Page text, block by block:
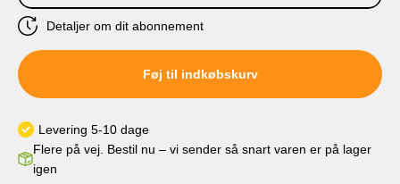
Levering hver 6. måned
Levering hver 12. måned
Detaljer om dit abonnement
Føj til indkøbskurv
Levering 5-10 dage
Flere på vej. Bestil nu – vi sender så snart varen er på lager
igen